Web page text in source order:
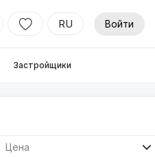
RU Войти
Застройщики
Цена